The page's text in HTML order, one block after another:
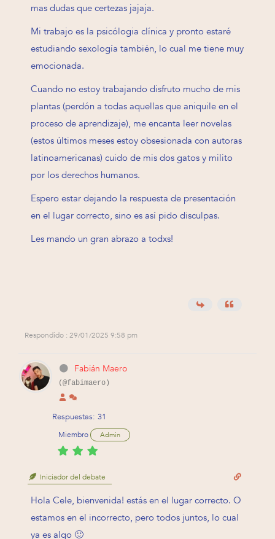
mas dudas que certezas jajaja.
Mi trabajo es la psicólogia clínica y pronto estaré
estudiando sexología también, lo cual me tiene muy
emocionada.
Cuando no estoy trabajando disfruto mucho de mis
plantas (perdón a todas aquellas que aniquile en el
proceso de aprendizaje), me encanta leer novelas
(estos últimos meses estoy obsesionada con autoras
latinoamericanas) cuido de mis dos gatos y milito
por los derechos humanos.
Espero estar dejando la respuesta de presentación
en el lugar correcto, sino es así pido disculpas.
Les mando un gran abrazo a todxs!
Respondido : 29/01/2025 9:58 pm
Fabián Maero
(@fabimaero)
Respuestas: 31
Miembro Admin
Iniciador del debate
Hola Cele, bienvenida! estás en el lugar correcto. O
estamos en el incorrecto, pero todos juntos, lo cual
ya es algo 🙂